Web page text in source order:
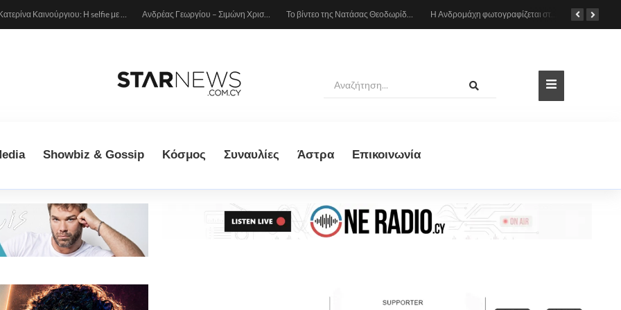
Κατερίνα Καινούργιου: Η selfie με μπλε μαγιό κάτω από τον ήλιο – Η λεπτομέρεια που λατρέψαμε (φωτογραφία) Ανδρέας Γεωργίου – Σιμώνη Χριστοδούλου: Ερωτευμένοι στο Μιλάνο! Το βίντεο της Νατάσας Θεοδωρίδου με τη μητέρα της από το αυτοκίνητο: «Πες κάτι στο κοινό σου ρε μαμά»
Showbiz & Gossip Κόσμος Συναυλίες Άστρα Eπικοινωνία